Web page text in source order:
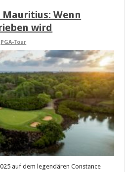
Wenn
wird
PGA-Tour
auf dem legendären Constance